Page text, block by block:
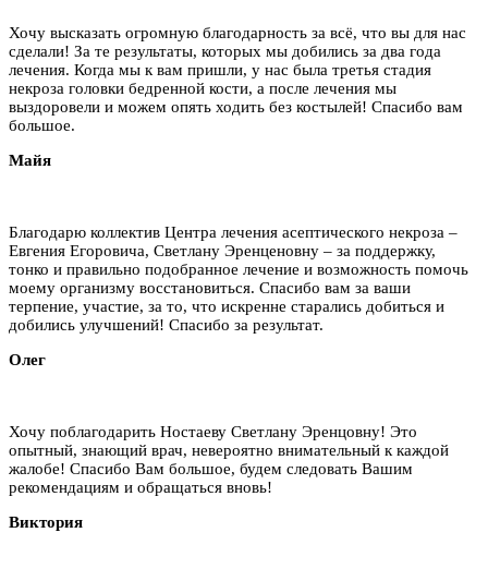
Хочу высказать огромную благодарность за всё, что вы для нас
сделали! За те результаты, которых мы добились за два года
лечения. Когда мы к вам пришли, у нас была третья стадия
некроза головки бедренной кости, а после лечения мы
выздоровели и можем опять ходить без костылей! Спасибо вам
большое.
Майя
Благодарю коллектив Центра лечения асептического некроза –
Евгения Егоровича, Светлану Эренценовну – за поддержку,
тонко и правильно подобранное лечение и возможность помочь
моему организму восстановиться. Спасибо вам за ваши
терпение, участие, за то, что искренне старались добиться и
добились улучшений! Спасибо за результат.
Олег
Хочу поблагодарить Ностаеву Светлану Эренцовну! Это
опытный, знающий врач, невероятно внимательный к каждой
жалобе! Спасибо Вам большое, будем следовать Вашим
рекомендациям и обращаться вновь!
Виктория